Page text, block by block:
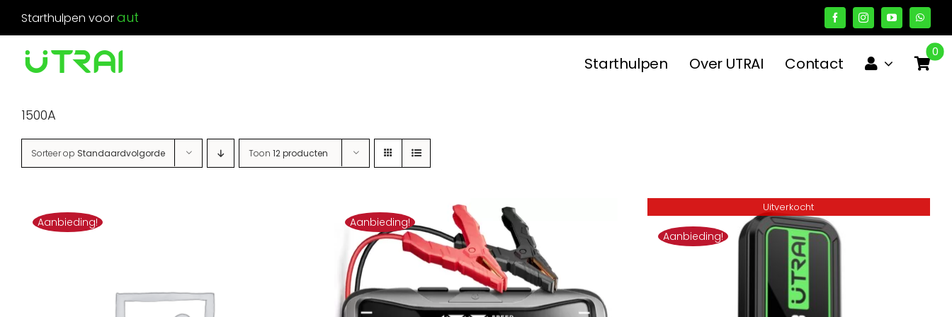
naar
inhoud
Starthulpen voor
Starthulpen Over UTRAI Contact
0
1500A
Sorteer op Standaardvolgorde Toon 12 producten
Aanbieding! Aanbieding!
Uitverkocht
Aanbieding!